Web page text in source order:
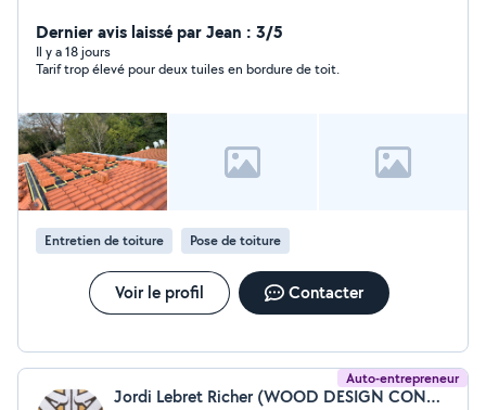
chez les Compagnons du Devoir, je réalise des toitures
complètes neuves, la rénovation de couverture, le
diagnostic et la réparation de fuites, le dépannage
l'entretien de toitures. Je prends également en charge
tous travaux de zinguerie : pose et réparation de
gouttières, entourage de cheminée, pose de Velux,
chéneaux et habillage zinc. Travail sérieux, soigné et
réactif. Devis gratuit.
Dernier avis laissé par Jean : 3/5
Il y a 18 jours
Tarif trop élevé pour deux tuiles en bordure de toit.
Entretien de toiture Pose de toiture
Voir le profil Contacter
Auto-entrepreneur
Jordi Lebret Richer (WOOD DESIGN CONCEPT)